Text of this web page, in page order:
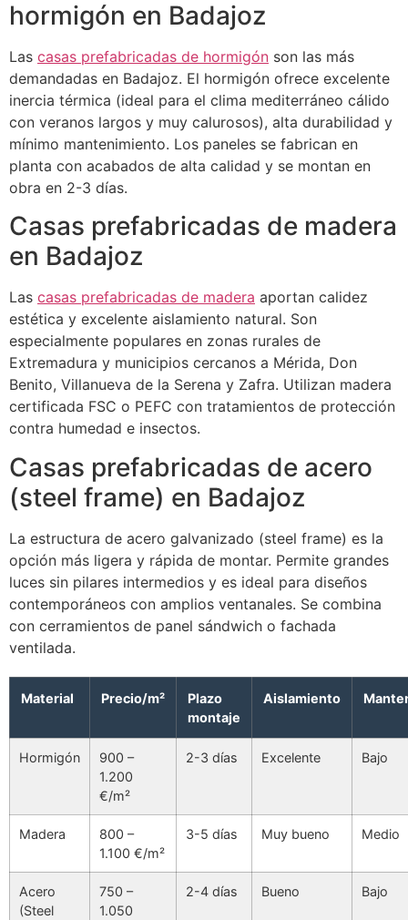
hormigón en Badajoz
Las casas prefabricadas de hormigón son las más
demandadas en Badajoz. El hormigón ofrece excelente
inercia térmica (ideal para el clima mediterráneo cálido
con veranos largos y muy calurosos), alta durabilidad y
mínimo mantenimiento. Los paneles se fabrican en
planta con acabados de alta calidad y se montan en
obra en 2-3 días.
Casas prefabricadas de madera
en Badajoz
Las casas prefabricadas de madera aportan calidez
estética y excelente aislamiento natural. Son
especialmente populares en zonas rurales de
Extremadura y municipios cercanos a Mérida, Don
Benito, Villanueva de la Serena y Zafra. Utilizan madera
certificada FSC o PEFC con tratamientos de protección
contra humedad e insectos.
Casas prefabricadas de acero
(steel frame) en Badajoz
La estructura de acero galvanizado (steel frame) es la
opción más ligera y rápida de montar. Permite grandes
luces sin pilares intermedios y es ideal para diseños
contemporáneos con amplios ventanales. Se combina
con cerramientos de panel sándwich o fachada
ventilada.
Material Precio/m²
Plazo
montaje
Aislamiento
Hormigón
900 –
1.200
€/m²
2-3 días Excelente Bajo
Madera
800 –
1.100 €/m²
3-5 días Muy bueno Medio
Acero
(Steel
750 –
1.050
2-4 días Bueno Bajo